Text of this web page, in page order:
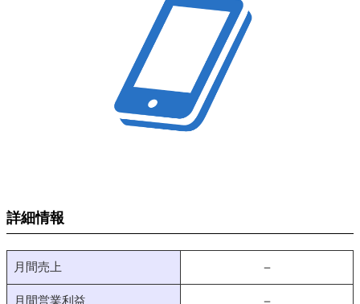
詳細情報
月間売上 －
月間営業利益